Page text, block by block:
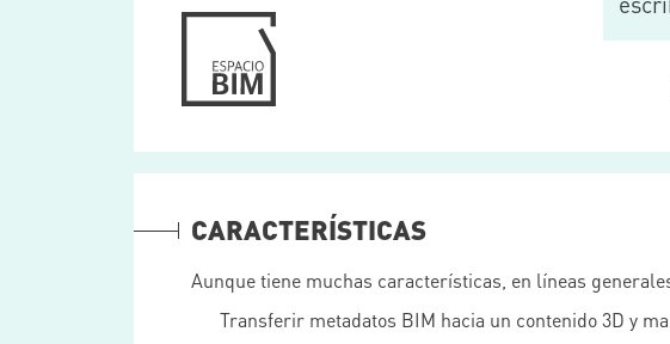
CARACTERÍSTICAS
Aunque tiene muchas características, en líneas
Transferir metadatos BIM hacia un contenido 3D y